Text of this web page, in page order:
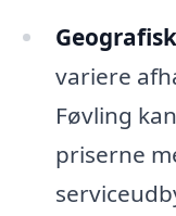
variere
Føvling
priserne